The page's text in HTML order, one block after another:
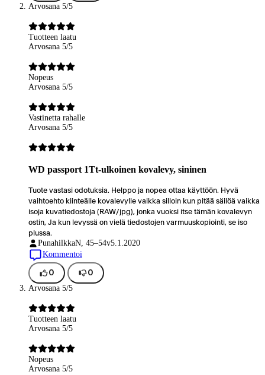
Arvosana 5/5
Tuotteen laatu
Arvosana 5/5
Nopeus
Arvosana 5/5
Vastinetta rahalle
Arvosana 5/5
WD passport 1Tt-ulkoinen kovalevy, sininen
Tuote vastasi odotuksia. Helppo ja nopea ottaa käyttöön. Hyvä
vaihtoehto kiinteälle kovalevylle vaikka silloin kun pitää säilöä vaikka
isoja kuvatiedostoja (RAW/jpg), jonka vuoksi itse tämän kovalevyn
ostin, Ja kun levyssä on vielä tiedostojen varmuuskopiointi, se iso
plussa.
PunahilkkaN, 45–54v5.1.2020
Kommentoi
0 0
Arvosana 5/5
Tuotteen laatu
Arvosana 5/5
Nopeus
Arvosana 5/5